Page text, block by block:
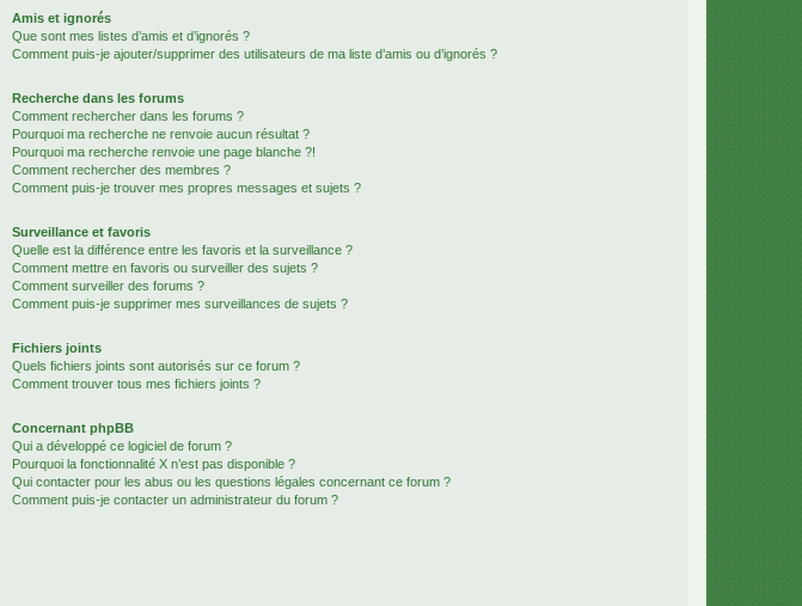
Amis et ignorés
Que sont mes listes d’amis et d’ignorés ?
Comment puis-je ajouter/supprimer des utilisateurs de ma liste d’amis ou d’ignorés ?
Recherche dans les forums
Comment rechercher dans les forums ?
Pourquoi ma recherche ne renvoie aucun résultat ?
Pourquoi ma recherche renvoie une page blanche ?!
Comment rechercher des membres ?
Comment puis-je trouver mes propres messages et sujets ?
Surveillance et favoris
Quelle est la différence entre les favoris et la surveillance ?
Comment mettre en favoris ou surveiller des sujets ?
Comment surveiller des forums ?
Comment puis-je supprimer mes surveillances de sujets ?
Fichiers joints
Quels fichiers joints sont autorisés sur ce forum ?
Comment trouver tous mes fichiers joints ?
Concernant phpBB
Qui a développé ce logiciel de forum ?
Pourquoi la fonctionnalité X n’est pas disponible ?
Qui contacter pour les abus ou les questions légales concernant ce forum ?
Comment puis-je contacter un administrateur du forum ?